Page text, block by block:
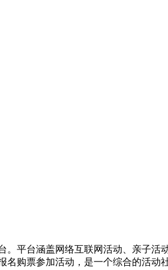
平台涵盖网络互联网活动、亲子
购票参加活动，是一个综合的活动